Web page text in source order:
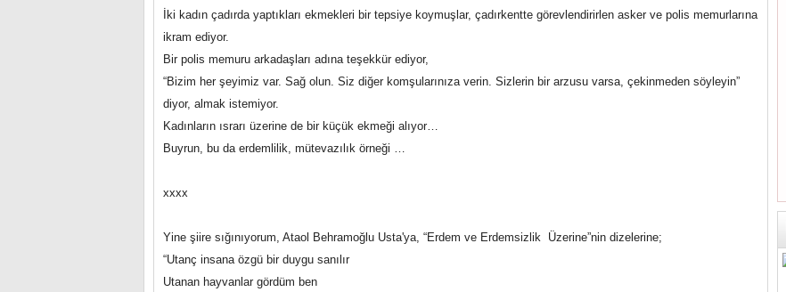
İki kadın çadırda yaptıkları ekmekleri bir tepsiye koymuşlar, çadırkentte görevlendirirlen asker ve polis memurlarına
ikram ediyor.
Bir polis memuru arkadaşları adına teşekkür ediyor,
“Bizim her şeyimiz var. Sağ olun. Siz diğer komşularınıza verin. Sizlerin bir arzusu varsa, çekinmeden söyleyin”
diyor, almak istemiyor.
Kadınların ısrarı üzerine de bir küçük ekmeği alıyor…
Buyrun, bu da erdemlilik, mütevazılık örneği …
xxxx
Yine şiire sığınıyorum, Ataol Behramoğlu Usta'ya, “Erdem ve Erdemsizlik Üzerine”nin dizelerine;
“Utanç insana özgü bir duygu sanılır
Utanan hayvanlar gördüm ben